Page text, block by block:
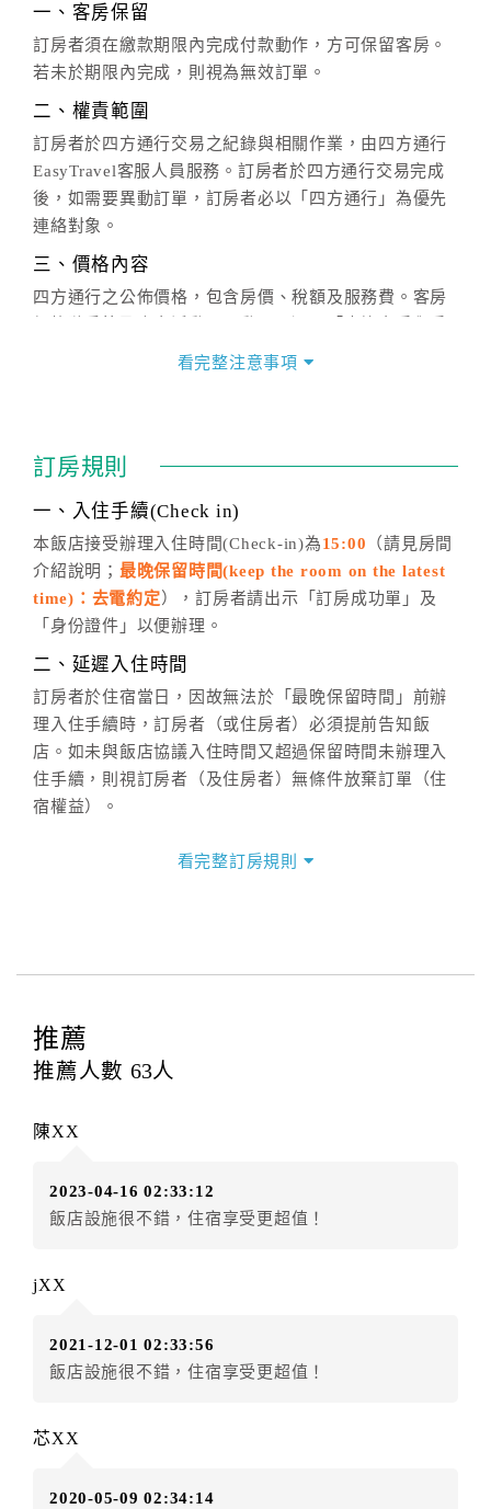
一、客房保留
訂房者須在繳款期限內完成付款動作，方可保留客房。
若未於期限內完成，則視為無效訂單。
二、權責範圍
訂房者於四方通行交易之紀錄與相關作業，由四方通行
EasyTravel客服人員服務。訂房者於四方通行交易完成
後，如需要異動訂單，訂房者必以「四方通行」為優先
連絡對象。
三、價格內容
四方通行之公佈價格，包含房價、稅額及服務費。客房
價」之當日價格為標準。
話方式異動訂單。
※非客服時間之申辦異動，皆為次日計算及辦理。
五、客服時間
週一至週日，上午9:00～晚上6:00
六、聯絡方式
(07)9682715 。
看完整注意事項
訂房規則
一、入住手續(Check in)
本飯店接受辦理入住時間(Check-in)為15:00 （請見房間
介紹說明； 最晚保留時間(keep the room on the latest
time)：去電約定），訂房者請出示「訂房成功單」及
「身份證件」以便辦理。
二、延遲入住時間
訂房者於住宿當日，因故無法於「最晚保留時間」前辦
理入住手續時，訂房者（或住房者）必須提前告知飯
店。如未與飯店協議入住時間又超過保留時間未辦理入
住手續，則視訂房者（及住房者）無條件放棄訂單（住
宿權益）。
四、訂單異動
提出申辦不得異動訂單。
每筆訂單異動限定
辦理取消退款。
房者應補足差額。（限原訂飯店）
房者不得要求退其差額。（限原訂飯店）
額3個月
．訂房者使用「保留住宿金額」時，請注意！為避免飯
店客滿，敬請及早計畫，如逾時未提出申辦，視同無條
．每筆訂單異動限定乙次，限原訂飯店，異動完成後不
看完整訂房規則
推薦
推薦人數 63人
陳XX
2023-04-16 02:33:12
飯店設施很不錯，住宿享受更超值！
jXX
2021-12-01 02:33:56
飯店設施很不錯，住宿享受更超值！
芯XX
2020-05-09 02:34:14